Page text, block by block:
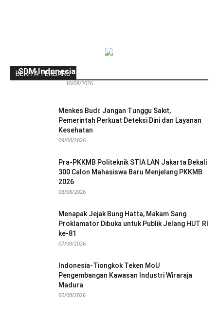
BERITA TERBARU
Program Magang Nasional 2026 Sasar 150 Ribu
SDM Indonesia
- 10/08/2026
Menkes Budi: Jangan Tunggu Sakit,
Pemerintah Perkuat Deteksi Dini dan Layanan
Kesehatan
09/08/2026
Pra-PKKMB Politeknik STIA LAN Jakarta Bekali
300 Calon Mahasiswa Baru Menjelang PKKMB
2026
08/08/2026
Menapak Jejak Bung Hatta, Makam Sang
Proklamator Dibuka untuk Publik Jelang HUT RI
ke-81
07/08/2026
Indonesia-Tiongkok Teken MoU
Pengembangan Kawasan Industri Wiraraja
Madura
06/08/2026